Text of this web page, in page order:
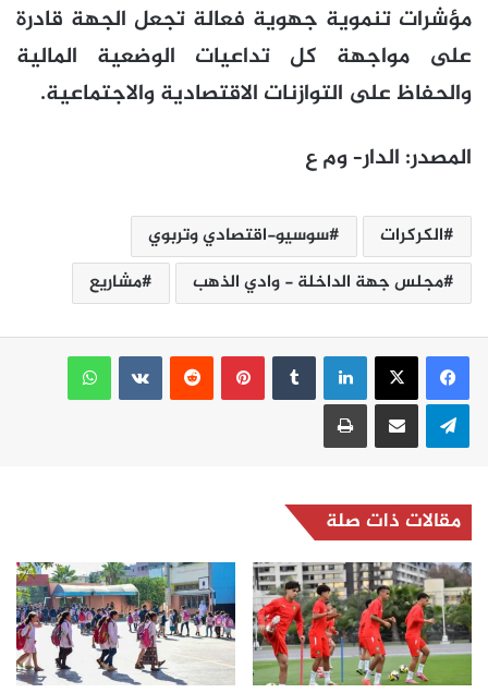
مؤشرات تنموية جهوية فعالة تجعل الجهة قادرة
على مواجهة كل تداعيات الوضعية المالية
والحفاظ على التوازنات الاقتصادية والاجتماعية.
المصدر: الدار–وم ع
الكركرات
سوسيو-اقتصادي وتربوي
مجلس جهة الداخلة - وادي الذهب
مشاريع
لينكدإن بينتيريست
واتساب
تيلقرام مشاركة عبر البريد طباعة
مقالات ذات صلة